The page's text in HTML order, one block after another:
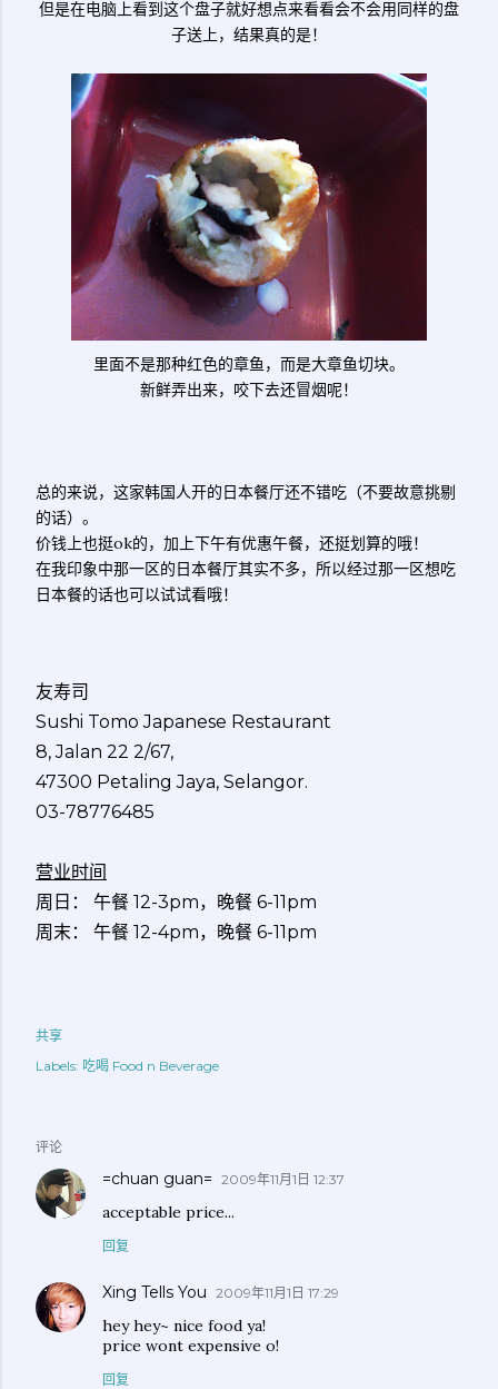
但是在电脑上看到这个盘子就好想点来看看会不会用同样的盘
子送上，结果真的是！
里面不是那种红色的章鱼，而是大章鱼切块。
新鲜弄出来，咬下去还冒烟呢！
总的来说，这家韩国人开的日本餐厅还不错吃（不要故意挑剔
的话）。
价钱上也挺ok的，加上下午有优惠午餐，还挺划算的哦！
在我印象中那一区的日本餐厅其实不多，所以经过那一区想吃
日本餐的话也可以试试看哦！
友寿司
Sushi Tomo Japanese Restaurant
8, Jalan 22 2/67,
47300 Petaling Jaya, Selangor.
03-78776485
营业时间
周日： 午餐 12-3pm，晚餐 6-11pm
周末： 午餐 12-4pm，晚餐 6-11pm
共享
Labels: 吃喝 Food n Beverage
评论
=chuan guan= 2009年11月1日 12:37
acceptable price...
回复
Xing Tells You 2009年11月1日 17:29
hey hey~ nice food ya!
price wont expensive o!
回复